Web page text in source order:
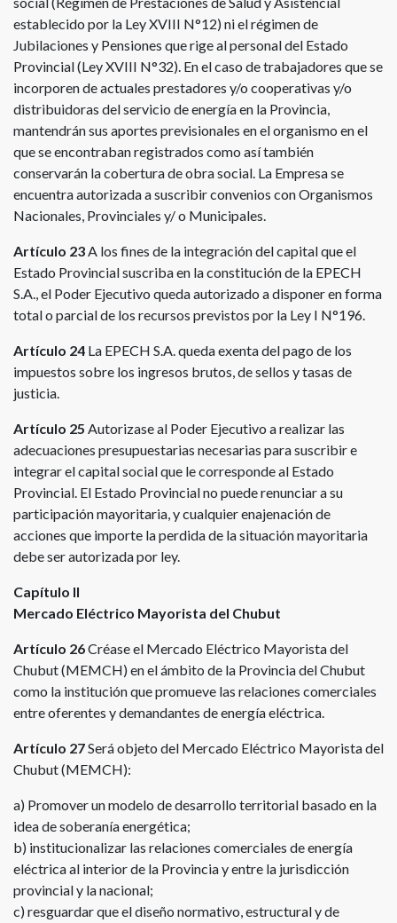
establecido por la Ley XVIII N°12) ni el régimen de
Jubilaciones y Pensiones que rige al personal del Estado
Provincial (Ley XVIII N°32). En el caso de trabajadores que se
incorporen de actuales prestadores y/o cooperativas y/o
distribuidoras del servicio de energía en la Provincia,
mantendrán sus aportes previsionales en el organismo en el
que se encontraban registrados como así también
conservarán la cobertura de obra social. La Empresa se
encuentra autorizada a suscribir convenios con Organismos
Nacionales, Provinciales y/ o Municipales.
Artículo 23A los fines de la integración del capital que el
Estado Provincial suscriba en la constitución de la EPECH
S.A., el Poder Ejecutivo queda autorizado a disponer en forma
total o parcial de los recursos previstos por la Ley I N°196.
Artículo 24 La EPECH S.A. queda exenta del pago de los
impuestos sobre los ingresos brutos, de sellos y tasas de
justicia.
Artículo 25 Autorizase al Poder Ejecutivo a realizar las
adecuaciones presupuestarias necesarias para suscribir e
integrar el capital social que le corresponde al Estado
Provincial. El Estado Provincial no puede renunciar a su
participación mayoritaria, y cualquier enajenación de
acciones que importe la perdida de la situación mayoritaria
debe ser autorizada por ley.
Capítulo II
Mercado Eléctrico Mayorista del Chubut
Artículo 26Créase el Mercado Eléctrico Mayorista del
Chubut (MEMCH) en el ámbito de la Provincia del Chubut
como la institución que promueve las relaciones comerciales
entre oferentes y demandantes de energía eléctrica.
Artículo 27Será objeto del Mercado Eléctrico Mayorista del
Chubut (MEMCH):
a) Promover un modelo de desarrollo territorial basado en la
idea de soberanía energética;
b) institucionalizar las relaciones comerciales de energía
eléctrica al interior de la Provincia y entre la jurisdicción
provincial y la nacional;
c) resguardar que el diseño normativo, estructural y de